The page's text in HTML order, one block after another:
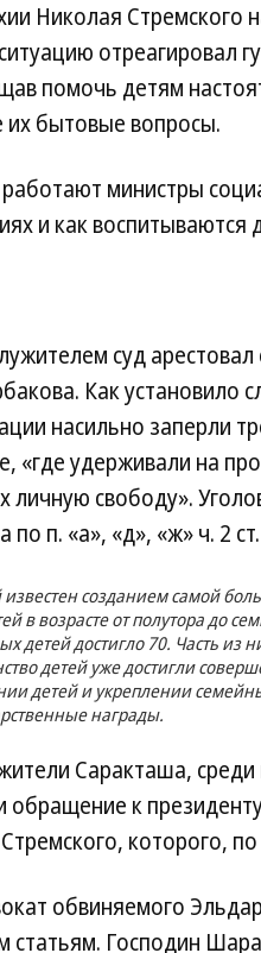
Николая Стремского
отреагировал
помочь детям
их бытовые вопросы.
министры
и как
суд
Как установило
насильно заперли
«где удерживали на
личную свободу».
п. «а», «д», «ж» ч. 2
созданием самой
в возрасте от полутора до
детей достигло 70. Часть
детей уже достигли
детей и укреплении
­награды.
Саракташа,
обращение к
которого,
обвиняемого
статьям. Господин